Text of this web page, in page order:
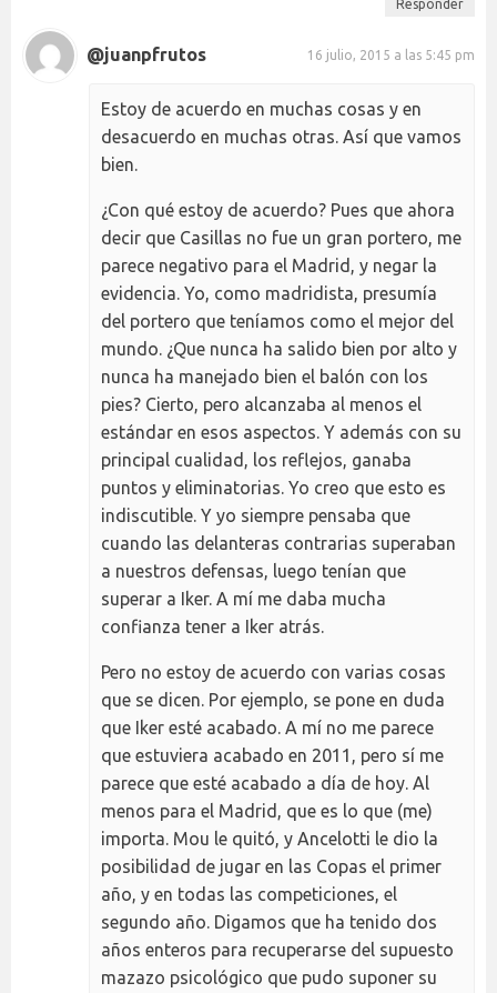
Responder
@juanpfrutos 16 julio, 2015 a las 5:45 pm
Estoy de acuerdo en muchas cosas y en
desacuerdo en muchas otras. Así que vamos
bien.
¿Con qué estoy de acuerdo? Pues que ahora
decir que Casillas no fue un gran portero, me
parece negativo para el Madrid, y negar la
evidencia. Yo, como madridista, presumía
del portero que teníamos como el mejor del
mundo. ¿Que nunca ha salido bien por alto y
nunca ha manejado bien el balón con los
pies? Cierto, pero alcanzaba al menos el
estándar en esos aspectos. Y además con su
principal cualidad, los reflejos, ganaba
puntos y eliminatorias. Yo creo que esto es
indiscutible. Y yo siempre pensaba que
cuando las delanteras contrarias superaban
a nuestros defensas, luego tenían que
superar a Iker. A mí me daba mucha
confianza tener a Iker atrás.
Pero no estoy de acuerdo con varias cosas
que se dicen. Por ejemplo, se pone en duda
que Iker esté acabado. A mí no me parece
que estuviera acabado en 2011, pero sí me
parece que esté acabado a día de hoy. Al
menos para el Madrid, que es lo que (me)
importa. Mou le quitó, y Ancelotti le dio la
posibilidad de jugar en las Copas el primer
año, y en todas las competiciones, el
segundo año. Digamos que ha tenido dos
años enteros para recuperarse del supuesto
mazazo psicológico que pudo suponer su